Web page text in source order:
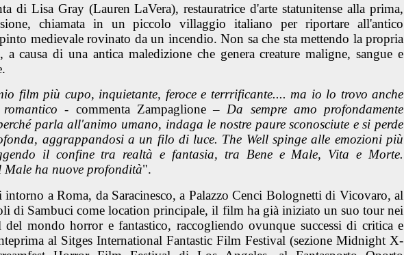
di Lisa Gray (Lauren LaVera), restauratrice d'arte statunitense alla prima,
chiamata in un piccolo villaggio italiano per riportare all'antico
medievale rovinato da un incendio. Non sa che sta mettendo la propria
causa di una antica maledizione che genera creature maligne, sangue e
film più cupo, inquietante, feroce e terrrificante.... ma io lo trovo anche
romantico- commenta Zampaglione– Da sempre amo profondamente
parla all'animo umano, indaga le nostre paure sconosciute e si perde
aggrappandosi a un filo di luce. The Wellspinge alle emozioni più
il confine tra realtà e fantasia, tra Bene e Male, Vita e Morte.
Male ha nuove profondità".
a Roma, da Saracinesco, a Palazzo Cenci Bolognetti di Vicovaro, al
di Sambuci come location principale, il film ha già iniziato un suo tour nei
del mondo horror e fantastico, raccogliendo ovunque successi di critica e
al Sitges International Fantastic Film Festival (sezione Midnight X-